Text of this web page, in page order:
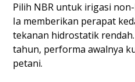
Pilih NBR untuk irigasi
Ia memberikan perapat
tekanan hidrostatik
tahun, performa awalnya
petani.